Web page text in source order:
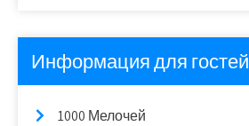
Информация для гостей
1000 Мелочей